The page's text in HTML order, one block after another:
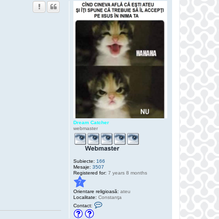
Dream Catcher
webmaster
Subiecte: 166
Mesaje: 3507
Registered for: 7 years 8 months
7
Orientare religioasă: ateu
Localitate: Constanţa
Contact: